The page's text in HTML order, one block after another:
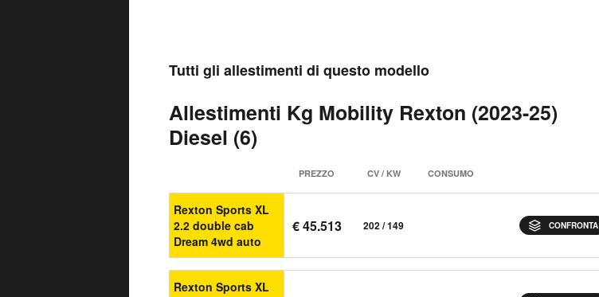
Tutti gli allestimenti di questo modello
Allestimenti Kg Mobility Rexton (2023-25)
Diesel (6)
PREZZO CV / KW CONSUMO
Rexton Sports XL
2.2 double cab
Dream 4wd auto
€ 45.513 202 / 149 CONFRONTA
Rexton Sports XL